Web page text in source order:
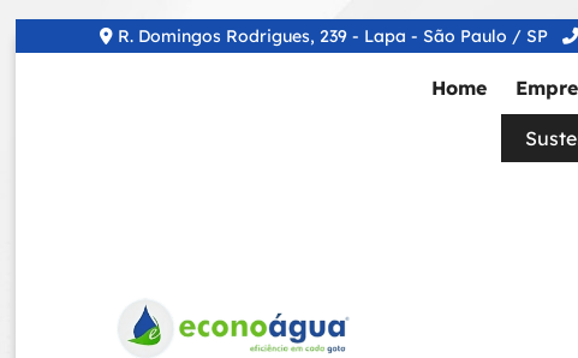
R. Domingos Rodrigues, 239 - Lapa - São Paulo / SP
Home
Tag: Secador